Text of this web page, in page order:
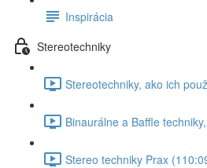
Inspirácia
Stereotechniky
Stereotechniky, ako ich
Binaurálne a Baffle
Stereo techniky Prax